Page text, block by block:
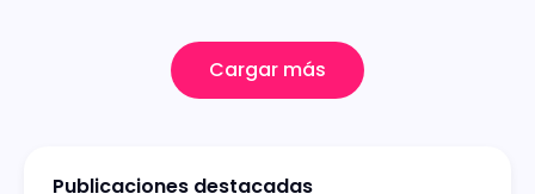
Cargar más
Publicaciones destacadas